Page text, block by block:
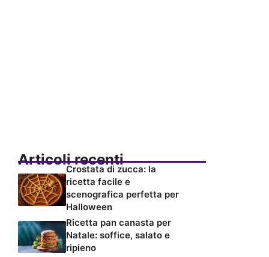
Articoli recenti
Crostata di zucca: la
ricetta facile e
scenografica perfetta per
Halloween
Ricetta pan canasta per
Natale: soffice, salato e
ripieno